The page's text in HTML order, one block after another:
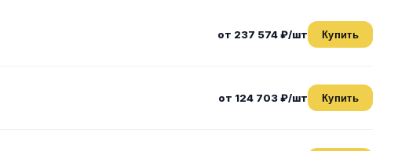
от 237 574 ₽/шт Купить
от 124 703 ₽/шт Купить